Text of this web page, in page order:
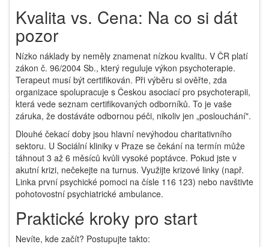
Kvalita vs. Cena: Na co si dát
pozor
Nízko náklady by neměly znamenat nízkou kvalitu. V ČR platí
zákon č. 96/2004 Sb., který reguluje výkon psychoterapie.
Terapeut musí být certifikován. Při výběru si ověřte, zda
organizace spolupracuje s Českou asociací pro psychoterapii,
která vede seznam certifikovaných odborníků. To je vaše
záruka, že dostáváte odbornou péči, nikoliv jen „poslouchání".
Dlouhé čekací doby jsou hlavní nevýhodou charitativního
sektoru. U Sociální kliniky v Praze se čekání na termín může
táhnout 3 až 6 měsíců kvůli vysoké poptávce. Pokud jste v
akutní krizi, nečekejte na turnus. Využijte krizové linky (např.
Linka první psychické pomoci na čísle 116 123) nebo navštivte
pohotovostní psychiatrické ambulance.
Praktické kroky pro start
Nevíte, kde začít? Postupujte takto: